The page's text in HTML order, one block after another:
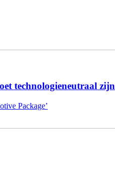
technologieneutraal zijn
Package’